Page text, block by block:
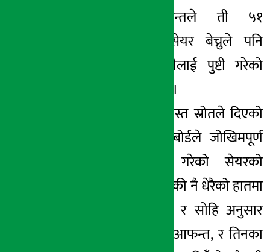
कर्मचारीका आफन्तले ती ५१
कम्पनीका प्राय: सेयर बेच्नुले पनि
बोर्डभित्रको बदमासीलाई पुष्टी गरेको
विश्लेषण गरिएको छ ।
धितोपत्र बोर्डकै विश्वस्त स्रोतले दिएको
जानकारी अनुसार बोर्डले जोखिमपूर्ण
भनेर सार्वजनिक गरेको सेयरको
विवरण सोमबार बेलुकी नै धेरैको हातमा
पुगिसकेको थियो । र सोहि अनुसार
बोर्डका कर्मचारीका आफन्त, र तिनका